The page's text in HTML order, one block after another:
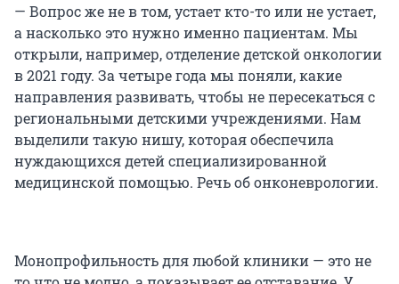
— Вопрос же не в том, устает кто-то или не устает,
а насколько это нужно именно пациентам. Мы
открыли, например, отделение детской онкологии
в 2021 году. За четыре года мы поняли, какие
направления развивать, чтобы не пересекаться с
региональными детскими учреждениями. Нам
выделили такую нишу, которая обеспечила
нуждающихся детей специализированной
медицинской помощью. Речь об онконеврологии.
Монопрофильность для любой клиники — это не